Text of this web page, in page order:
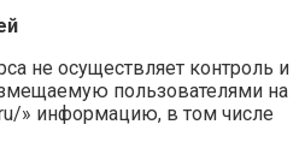
не осуществляет контроль и
пользователями на
» информацию, в том числе